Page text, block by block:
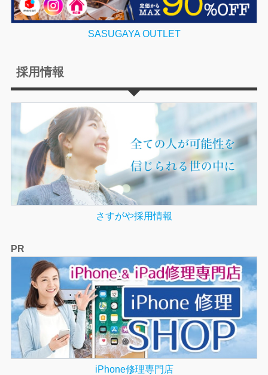
SASUGAYA OUTLET
採用情報
さすがや採用情報
PR
iPhone修理専門店